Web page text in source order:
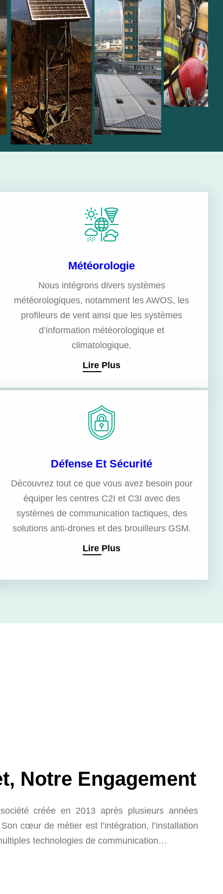
Météorologie
Nous intégrons divers systèmes
météorologiques, notamment les AWOS, les
profileurs de vent ainsi que les systèmes
d’information météorologique et
climatologique.
Lire Plus
Défense Et Sécurité
Découvrez tout ce que vous avez besoin pour
équiper les centres C2I et C3I avec des
systèmes de communication tactiques, des
solutions anti-drones et des brouilleurs GSM.
Lire Plus
Notre Engagement
créée en 2013 après plusieurs années
cœur de métier est l’intégration, l’installation
technologies de communication…